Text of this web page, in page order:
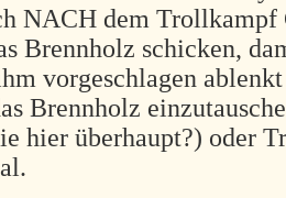
NACH dem Trollkampf
Brennholz schicken,
vorgeschlagen
Brennholz
hier überhaupt?) oder